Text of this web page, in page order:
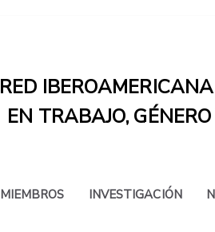
RED
EN TRABAJO,
MIEMBROS INVESTIGACIÓN